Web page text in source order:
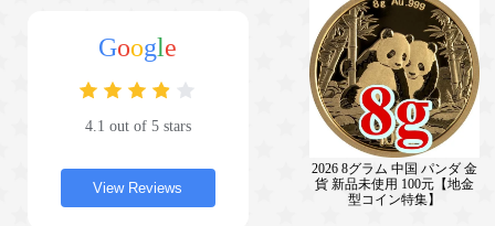
Google
4.1 out of 5 stars
View Reviews
2026 8グラム 中国 パンダ 金
貨 新品未使用 100元【地金
型コイン特集】